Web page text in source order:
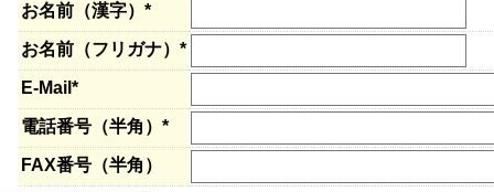
お名前（漢字）*
お名前（フリガナ）*
E-Mail*
電話番号（半角）*
FAX番号（半角）